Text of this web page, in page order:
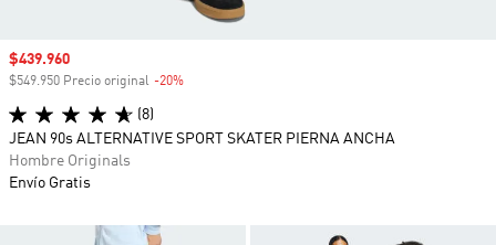
Precio de venta
$439.960
$549.950 Precio original -20%
(8)
JEAN 90s ALTERNATIVE SPORT SKATER PIERNA ANCHA
Hombre Originals
Envío Gratis